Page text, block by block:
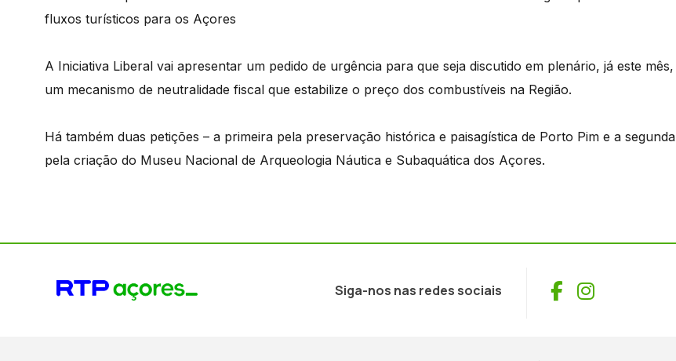
fluxos turísticos para os Açores
A Iniciativa Liberal vai apresentar um pedido de urgência para que seja discutido em plenário, já este mês,
um mecanismo de neutralidade fiscal que estabilize o preço dos combustíveis na Região.
Há também duas petições – a primeira pela preservação histórica e paisagística de Porto Pim e a segunda
pela criação do Museu Nacional de Arqueologia Náutica e Subaquática dos Açores.
Siga-nos nas redes sociais Facebook
Instagram